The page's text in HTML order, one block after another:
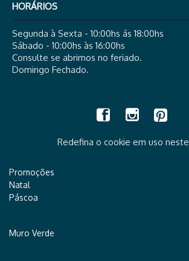
HORÁRIOS
Segunda à Sexta - 10:00hs ás 18:00hs
Sábado - 10:00hs às 16:00hs
Consulte se abrimos no feriado.
Domingo Fechado.
Redefina o cookie em uso neste
Promoções
Natal
Páscoa
Muro Verde